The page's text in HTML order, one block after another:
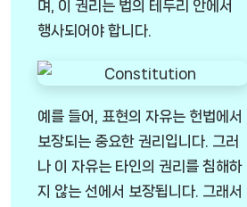
며, 이 권리는 법의 테두리 안에서
행사되어야 합니다.
예를 들어, 표현의 자유는 헌법에서
보장되는 중요한 권리입니다. 그러
나 이 자유는 타인의 권리를 침해하
지 않는 선에서 보장됩니다. 그래서